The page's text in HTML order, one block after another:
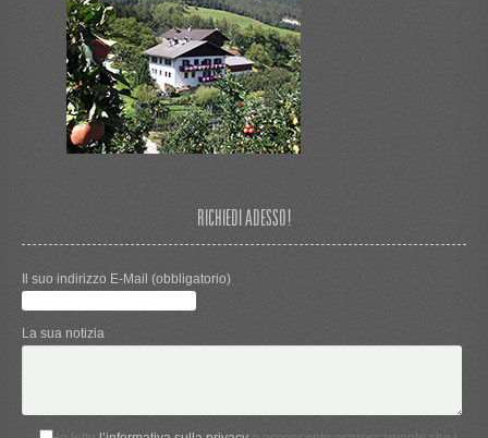
RICHIEDI ADESSO!
Il suo indirizzo E-Mail (obbligatorio)
La sua notizia